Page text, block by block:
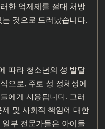
한 억제제를 절대 처방
것으로 드러났습니다.
따라 청소년의 성 발달
으로, 주로 성 정체성에
에게 사용됩니다. 그러
및 사회적 책임에 대한
부 전문가들은 아이들